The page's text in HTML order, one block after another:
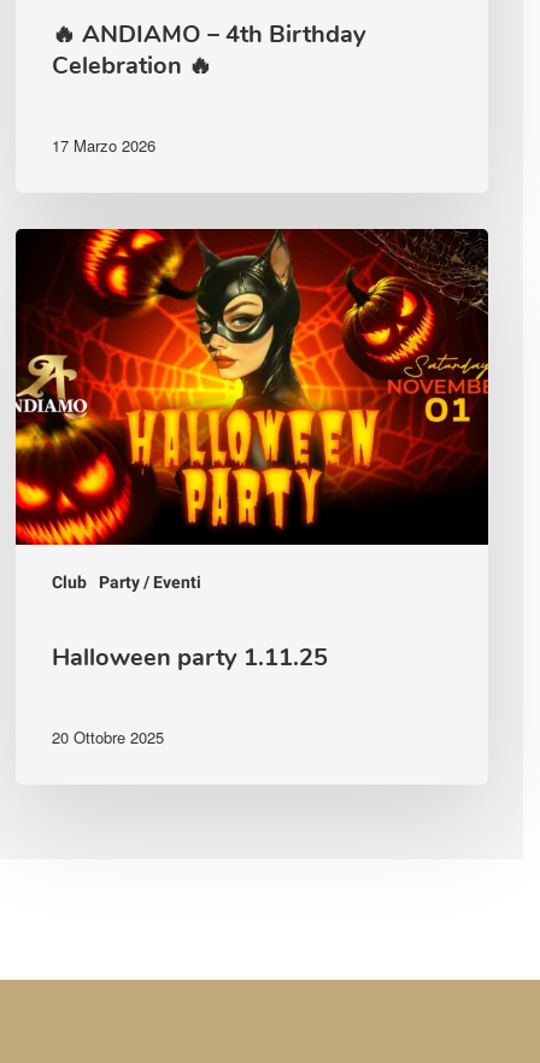
🔥 ANDIAMO – 4th Birthday
Celebration 🔥
17 Marzo 2026
Club Party / Eventi
Halloween
1.11.25
Halloween party 1.11.25
20 Ottobre 2025